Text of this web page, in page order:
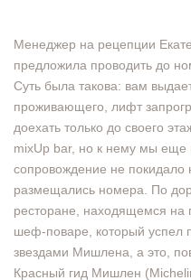
Менеджер на рецепции
предложила проводить до
Суть была такова: вам
проживающего, лифт
доехать только до своего
mixUp bar, но к нему мы
сопровождение не покидало
размещались номера. По
ресторане, находящемся на
шеф-поваре, который успел
звездами Мишлена, а это,
Красный гид Мишлен